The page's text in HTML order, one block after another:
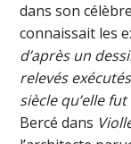
dans son célèbre
connaissait les
d’après un
relevés
siècle qu’elle
Bercé dans